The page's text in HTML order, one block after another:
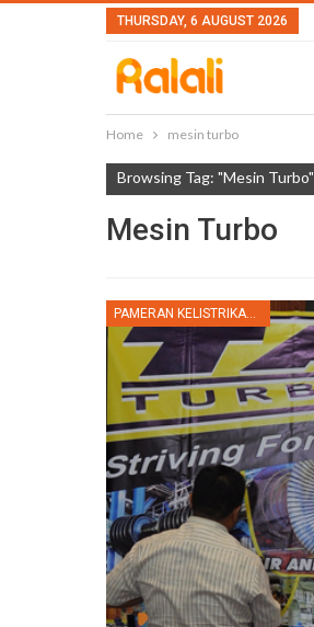
THURSDAY, 6 AUGUST 2026
Home mesin turbo
Browsing Tag: "mesin Turbo"
Mesin Turbo
PAMERAN KELISTRIKAN INDONESIA 2014